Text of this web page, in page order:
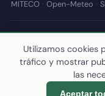
MITECO· Open-Meteo ·
© 2026 Callejear.com
abiertos.
Última actualización
Utilizamos cookies
tráfico y mostrar
las
Aceptar